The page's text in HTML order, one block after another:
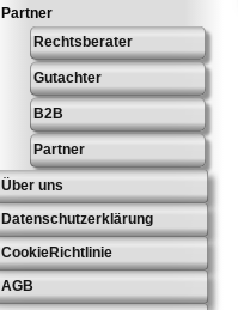
Partner
Rechtsberater
Gutachter
B2B
Partner
Über uns
Datenschutzerklärung
CookieRichtlinie
AGB